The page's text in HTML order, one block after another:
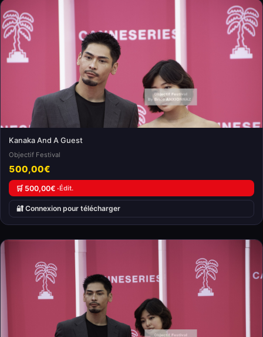
Kanaka And A Guest
Objectif Festival
500,00€
🛒 500,00€ ·Édit.
🔐 Connexion pour télécharger